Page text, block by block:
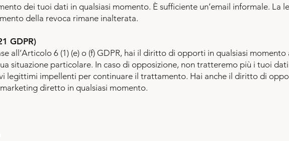
dei tuoi dati in qualsiasi momento. È sufficiente un’email informale. La
della revoca rimane inalterata.
GDPR)
all’Articolo 6 (1) (e) o (f) GDPR, hai il diritto di opporti in qualsiasi momento
situazione particolare. In caso di opposizione, non tratteremo più i tuoi
legittimi impellenti per continuare il trattamento. Hai anche il diritto di
diretto in qualsiasi momento.